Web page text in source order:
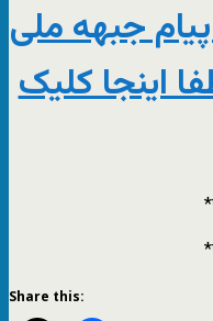
جبهه ملی
۲۰۷ لطفا اینجا کلیک
Share this: